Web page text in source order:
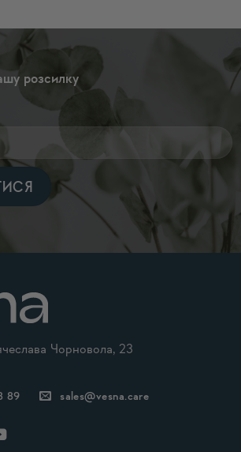
розсилку
Чорновола, 23
89 sales@vesna.care